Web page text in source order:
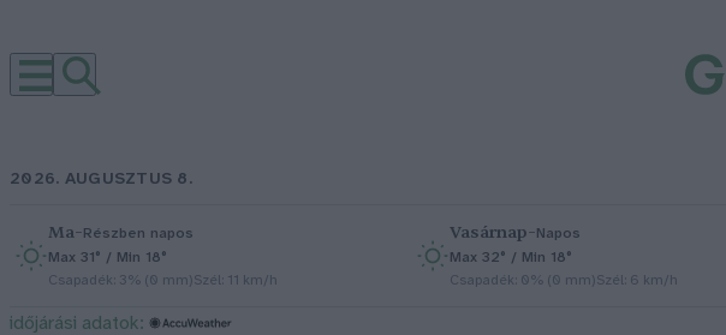
2026. AUGUSZTUS 8.
Ma–Részben napos
Max 31° / Min 18°
Csapadék: 3% (0 mm)Szél: 11 km/h
Vasárnap–Napos
Max 32° / Min 18°
Csapadék: 0% (0 mm)Szél: 6 km/h
időjárási adatok: